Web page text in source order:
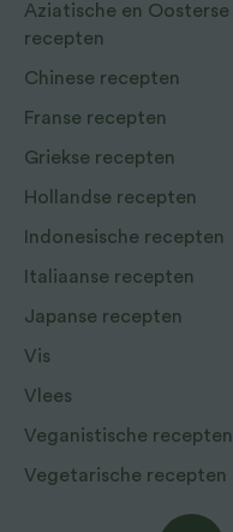
Aziatische en Oosterse
recepten
Chinese recepten
Franse recepten
Griekse recepten
Hollandse recepten
Indonesische recepten
Italiaanse recepten
Japanse recepten
Vis
Vlees
Veganistische recepten
Vegetarische recepten